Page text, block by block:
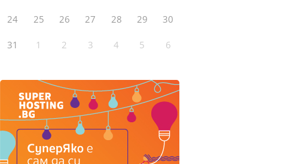
24 25 26 27 28 29 30
31 1 2 3 4 5 6